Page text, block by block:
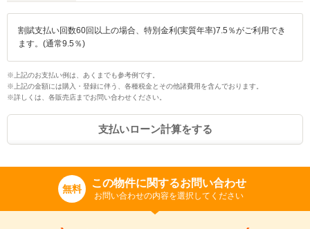
割賦支払い回数60回以上の場合、特別金利(実質年率)7.5％がご利用でき
ます。(通常9.5％)
※上記のお支払い例は、あくまでも参考例です。
※上記の金額には購入・登録に伴う、各種税金とその他諸費用を含んでおります。
※詳しくは、各販売店までお問い合わせください。
支払いローン計算をする
無料 この物件に関するお問い合わせ
お問い合わせの内容を選択してください